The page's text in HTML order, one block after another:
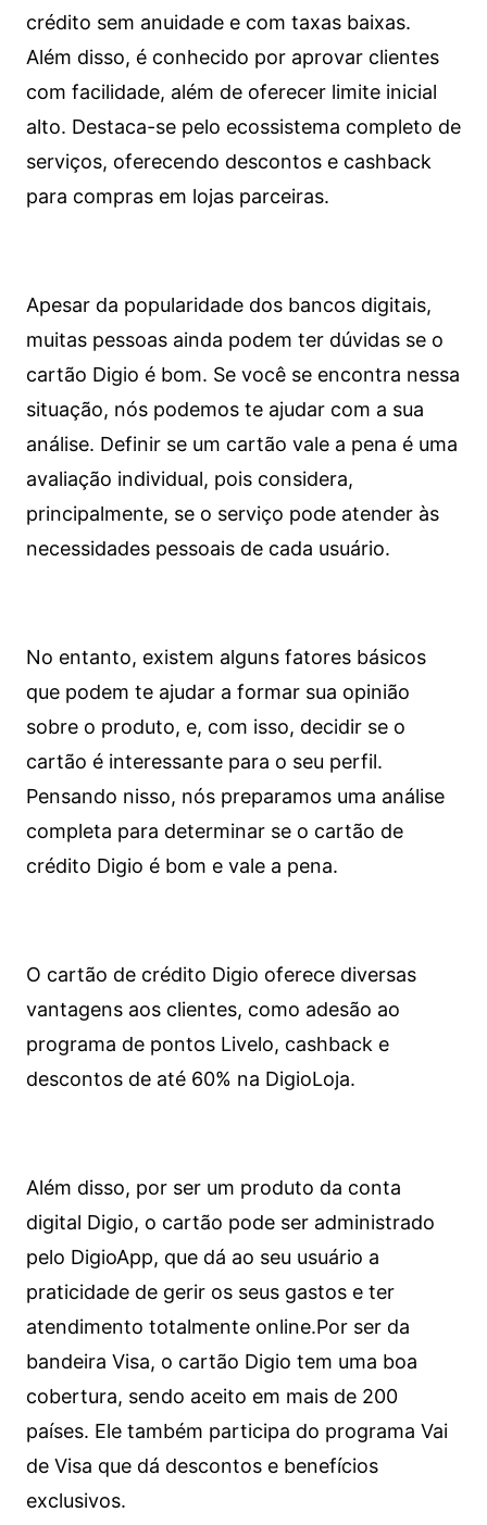
crédito sem anuidade e com taxas baixas.
Além disso, é conhecido por aprovar clientes
com facilidade, além de oferecer limite inicial
alto. Destaca-se pelo ecossistema completo de
serviços, oferecendo descontos e cashback
para compras em lojas parceiras.
Apesar da popularidade dos bancos digitais,
muitas pessoas ainda podem ter dúvidas se o
cartão Digio é bom. Se você se encontra nessa
situação, nós podemos te ajudar com a sua
análise. Definir se um cartão vale a pena é uma
avaliação individual, pois considera,
principalmente, se o serviço pode atender às
necessidades pessoais de cada usuário.
No entanto, existem alguns fatores básicos
que podem te ajudar a formar sua opinião
sobre o produto, e, com isso, decidir se o
cartão é interessante para o seu perfil.
Pensando nisso, nós preparamos uma análise
completa para determinar se o cartão de
crédito Digio é bom e vale a pena.
O cartão de crédito Digio oferece diversas
vantagens aos clientes, como adesão ao
programa de pontos Livelo, cashback e
descontos de até 60% na DigioLoja.
Além disso, por ser um produto da conta
digital Digio, o cartão pode ser administrado
pelo DigioApp, que dá ao seu usuário a
praticidade de gerir os seus gastos e ter
atendimento totalmente online.Por ser da
bandeira Visa, o cartão Digio tem uma boa
cobertura, sendo aceito em mais de 200
países. Ele também participa do programa Vai
de Visa que dá descontos e benefícios
exclusivos.